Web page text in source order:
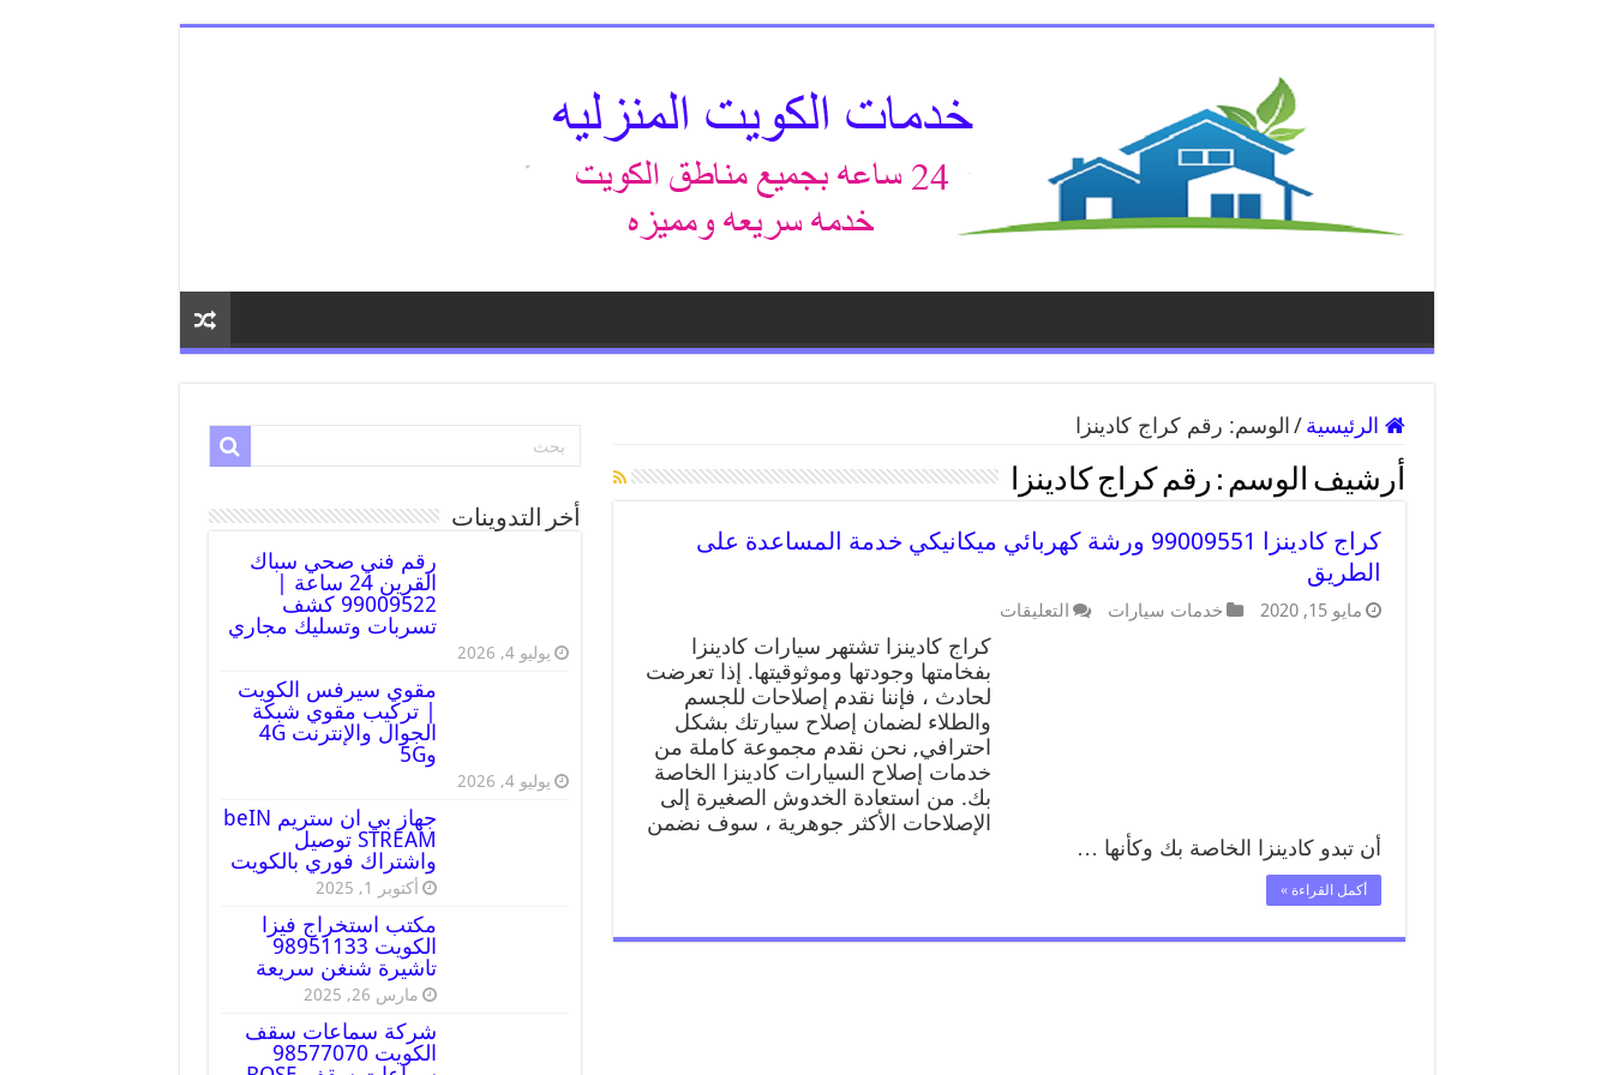
الرئيسية / الوسم: رقم كراج كادينزا
أرشيف الوسم : رقم كراج كادينزا
كراج كادينزا 99009551 ورشة كهربائي ميكانيكي خدمة المساعدة على
الطريق
مايو 15, 2020 خدمات سيارات التعليقات
كراج كادينزا تشتهر سيارات كادينزا
بفخامتها وجودتها وموثوقيتها. إذا تعرضت
لحادث ، فإننا نقدم إصلاحات للجسم
والطلاء لضمان إصلاح سيارتك بشكل
احترافي, نحن نقدم مجموعة كاملة من
خدمات إصلاح السيارات كادينزا الخاصة
بك. من استعادة الخدوش الصغيرة إلى
الإصلاحات الأكثر جوهرية ، سوف نضمن
أن تبدو كادينزا الخاصة بك وكأنها …
أكمل القراءة »
أخر التدوينات
رقم فني صحي سباك
القرين 24 ساعة |
99009522 كشف
تسربات وتسليك مجاري
يوليو 4, 2026
مقوي سيرفس الكويت
| تركيب مقوي شبكة
الجوال والإنترنت 4G
و5G
يوليو 4, 2026
جهاز بي ان ستريم beIN
STREAM توصيل
واشتراك فوري بالكويت
أكتوبر 1, 2025
مكتب استخراج فيزا
الكويت 98951133
تاشيرة شنغن سريعة
مارس 26, 2025
شركة سماعات سقف
الكويت 98577070